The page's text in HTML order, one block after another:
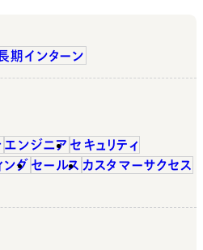
期インターン
エンジニア セキュリティ
ング セールス カスタマーサクセス